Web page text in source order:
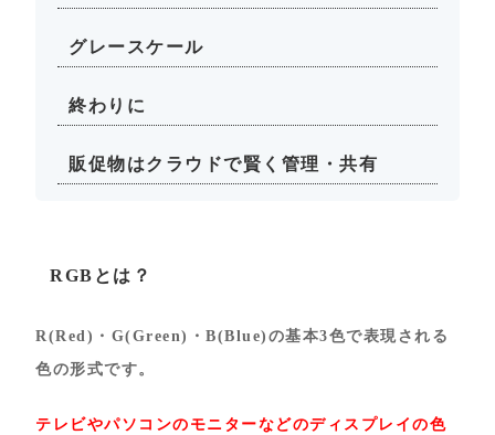
グレースケール
終わりに
販促物はクラウドで賢く管理・共有
RGBとは？
R(Red)・G(Green)・B(Blue)の基本3色で表現される
色の形式です。
テレビやパソコンのモニターなどのディスプレイの色